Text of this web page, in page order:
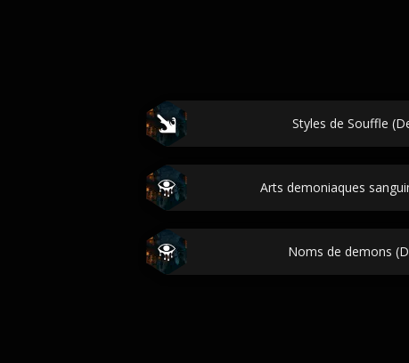
Styles de Souffle
Arts demoniaques
Noms de demons